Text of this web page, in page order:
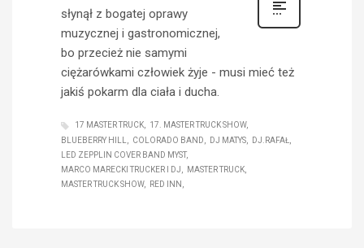
słynął z bogatej oprawy
muzycznej i gastronomicznej,
bo przecież nie samymi
ciężarówkami człowiek żyje - musi mieć też
jakiś pokarm dla ciała i ducha.
17 MASTER TRUCK
17. MASTER TRUCK SHOW
BLUEBERRY HILL
COLORADO BAND DJ MATYS
DJ.RAFAŁ
LED ZEPPLIN COVER BAND MYST
MARCO MARECKI TRUCKER I DJ
MASTER TRUCK
MASTER TRUCK SHOW
RED INN